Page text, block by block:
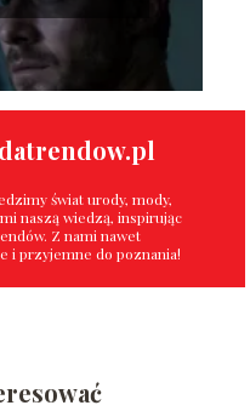
świat urody, mody,
naszą wiedzą, inspirując
Z nami nawet
i przyjemne do poznania!